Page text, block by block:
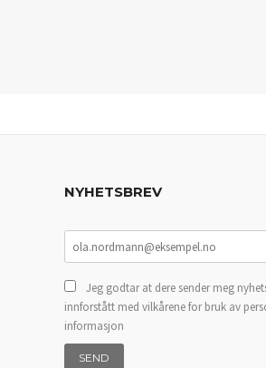
NYHETSBREV
Jeg godtar at dere sender meg
innforstått med vilkårene for bruk av
informasjon